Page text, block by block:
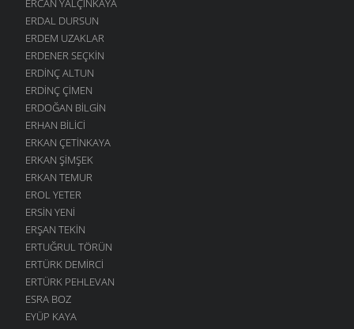
ERDAL DURSUN
ERDEM UZAKLAR
ERDENER SEÇKIN
ERDINÇ ALTUN
ERDINÇ ÇIMEN
ERDOĞAN BILGIN
ERHAN BILICI
ERKAN ÇETINKAYA
ERKAN ŞIMŞEK
ERKAN TEMUR
EROL YETER
ERSIN YENI
ERŞAN TEKIN
ERTUĞRUL TÖRÜN
ERTÜRK DEMIRCI
ERTÜRK PEHLEVAN
ESRA BOZ
EYÜP KAYA